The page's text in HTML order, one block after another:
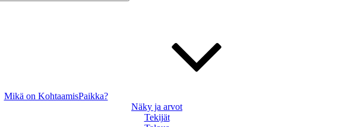
Mikä on KohtaamisPaikka?
Näky ja arvot
Tekijät